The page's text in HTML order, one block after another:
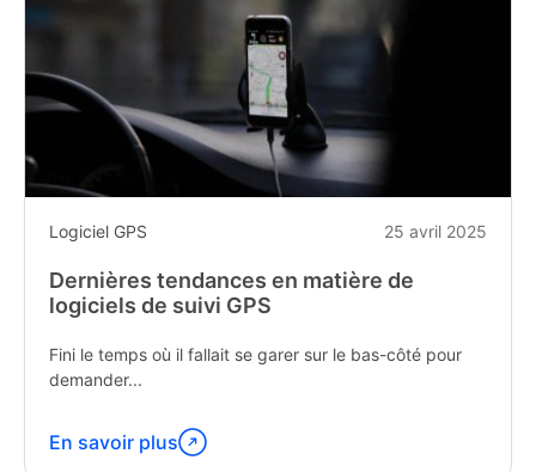
Logiciel GPS 25 avril 2025
Dernières tendances en matière de
logiciels de suivi GPS
Fini le temps où il fallait se garer sur le bas-côté pour
demander...
Poursuivez
En savoir plus